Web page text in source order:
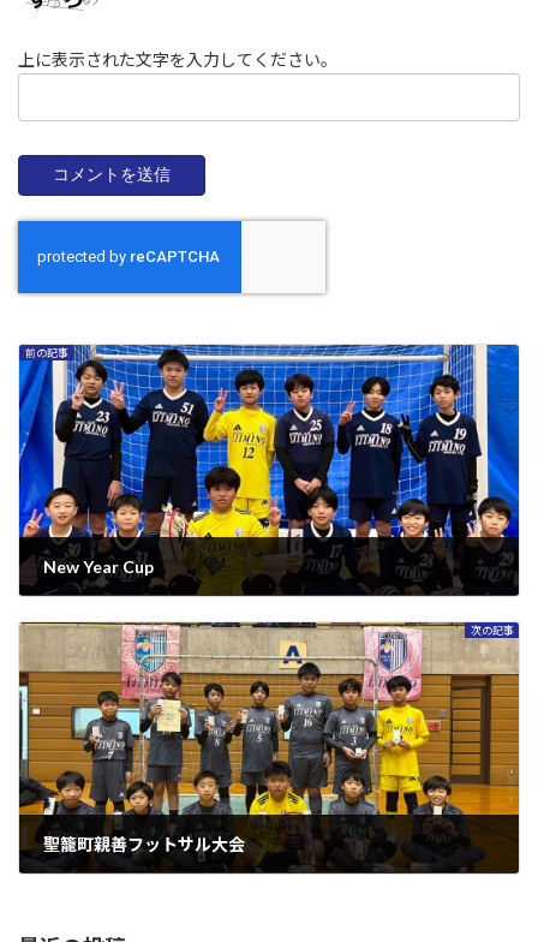
上に表示された文字を入力してください。
前の記事
New Year Cup
次の記事
聖籠町親善フットサル大会